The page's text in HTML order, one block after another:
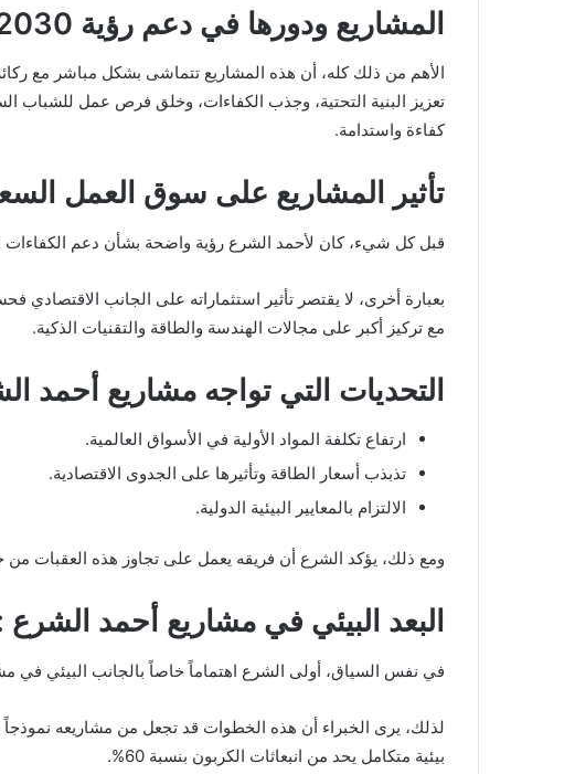
المشاريع ودورها في دعم رؤية 2030 :
تعزيز البنية التحتية، وجذب الكفاءات، وخلق فرص عمل للشباب
كفاءة واستدامة.
تأثير المشاريع على سوق العمل
قبل كل شيء، كان لأحمد الشرع رؤية واضحة بشأن دعم الكفاءات الوطنية. إذ خصص ما يقارب 40% من
بعبارة أخرى، لا يقتصر تأثير استثماراته على الجانب
مع تركيز أكبر على مجالات الهندسة والطاقة والتقنيات الذكية.
التحديات التي تواجه مشاريع أحمد
ارتفاع تكلفة المواد الأولية في الأسواق العالمية.
تذبذب أسعار الطاقة وتأثيرها على الجدوى الاقتصادية.
الالتزام بالمعايير البيئية الدولية.
ومع ذلك، يؤكد الشرع أن فريقه يعمل على تجاوز هذه العقبات من
البعد البيئي في مشاريع أحمد الشرع
في نفس السياق، أولى الشرع اهتماماً خاصاً بالجانب البيئي في
لذلك، يرى الخبراء أن هذه الخطوات قد تجعل من مشاريعه
بيئية متكامل يحد من انبعاثات الكربون بنسبة 60%.